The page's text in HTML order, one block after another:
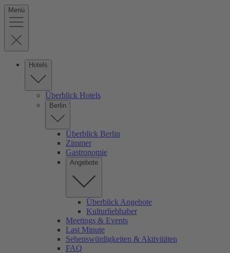
Menü
Hotels
Überblick Hotels
Berlin
Überblick Berlin
Zimmer
Gastronomie
Angebote
Überblick Angebote
Kulturliebhaber
Meetings & Events
Last Minute
Sehenswürdigkeiten & Aktivitäten
FAQ